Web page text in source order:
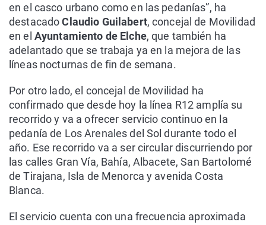
en el casco urbano como en las pedanías”, ha
destacadoClaudio Guilabert, concejal de Movilidad
en el Ayuntamiento de Elche, que también ha
adelantado que se trabaja ya en la mejora de las
líneas nocturnas de fin de semana.
Por otro lado, el concejal de Movilidad ha
confirmado que desde hoy la línea R12 amplía su
recorrido y va a ofrecer servicio continuo en la
pedanía de Los Arenales del Sol durante todo el
año. Ese recorrido va a ser circular discurriendo por
las calles Gran Vía, Bahía, Albacete, San Bartolomé
de Tirajana, Isla de Menorca y avenida Costa
Blanca.
El servicio cuenta con una frecuencia aproximada